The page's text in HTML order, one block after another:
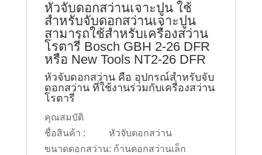
quantityหัวจับดอกสว่านเจาะปูน ใช้
สำหรับจับดอกสว่านเจาะปูน
สามารถใช้สำหรับเครื่องสว่าน
โรตารี่ Bosch GBH 2-26 DFR
หรือ New Tools NT2-26 DFR
หัวจับดอกสว่าน คือ อุปกรณ์สำหรับจับ
ดอกสว่าน ที่ใช้งานร่วมกับเครื่องสว่าน
โรตารี่
คุณสมบัติ
ชื่อสินค้า : หัวจับดอกสว่าน
ขนาดดอกสว่าน: ก้านดอกสว่านเล็ก